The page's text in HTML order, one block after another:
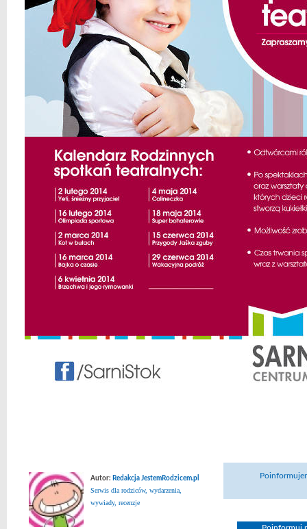
Autor: Redakcja JestemRodzicem.pl
Serwis dla rodziców, wydarzenia,
wywiady, recenzje